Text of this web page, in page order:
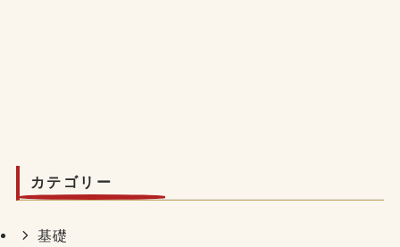
カテゴリー
基礎